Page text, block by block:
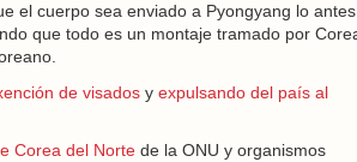
el cuerpo sea enviado a Pyongyang lo antes
que todo es un montaje tramado por
de visados y expulsando del país al
Corea del Norte de la ONU y organismos